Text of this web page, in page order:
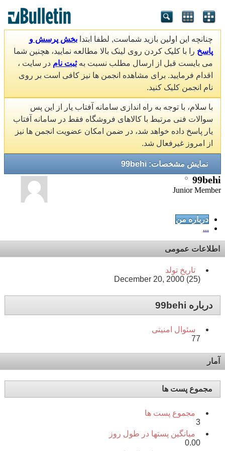
چنانچه این اولین بازید شماست, لطفا ابتدا بخش پرسش و
پاسخ را با کلیک کردن روی لینک بالا مطالعه نمایید، هچنین شما
می بایست قبل از ارسال مطلب نسبت بهثبت نام در سایت ،
اقدام فرمایید. برای مشاهده انجمن ها نیز کافی است بر روی
نام انجمن کلیک کنید.
با سلام، با توجه به راه اندازی سامانه آفتاب یار از این پس
سوالات فنی مرتبط با کالاهای فروشگاه فقط در سامانه آفتاب
یار پاسخ داده خواهد شد، در ضمن امکان عضویت انجمن ها نیز
از امروز غیرفعال شد.
نمایش مشخصات: 99behi
99behi
Junior Member
درباره من
...
اطلاعات عمومی
تاریخ تولد
December 20, 2000 (25)
درباره 99behi
سئوال امنیتی
77
آمار
مجموع پست ها
مجموع پست ها
3
میانگین پستها در طول روز
0.00